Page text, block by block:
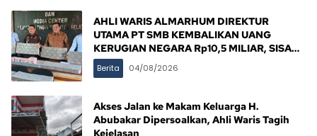
AHLI WARIS ALMARHUM DIREKTUR
UTAMA PT SMB KEMBALIKAN UANG
KERUGIAN NEGARA Rp10,5 MILIAR, SISA
Berita 04/08/2026
Akses Jalan ke Makam Keluarga H.
Abubakar Dipersoalkan, Ahli Waris Tagih
Kejelasan